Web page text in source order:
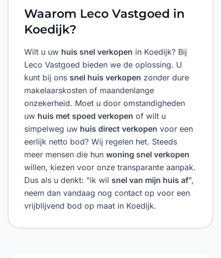
Waarom Leco Vastgoed in
Koedijk?
Wilt u uw huis snel verkopen in Koedijk? Bij
Leco Vastgoed bieden we de oplossing. U
kunt bij ons snel huis verkopen zonder dure
makelaarskosten of maandenlange
onzekerheid. Moet u door omstandigheden
uw huis met spoed verkopen of wilt u
simpelweg uw huis direct verkopen voor een
eerlijk netto bod? Wij regelen het. Steeds
meer mensen die hun woning snel verkopen
willen, kiezen voor onze transparante aanpak.
Dus als u denkt: "ik wil snel van mijn huis af",
neem dan vandaag nog contact op voor een
vrijblijvend bod op maat in Koedijk.